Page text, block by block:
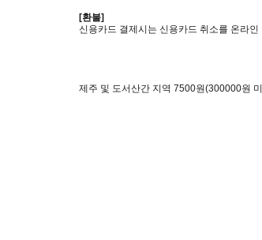
[환불]
신용카드 결제시는 신용카드 취소를 온라
제주 및 도서산간 지역 7500원(300000원